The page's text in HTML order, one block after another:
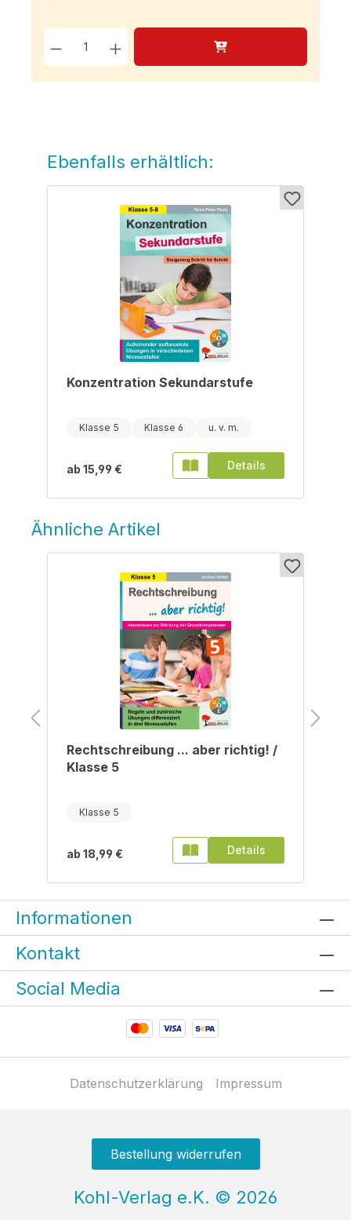
Produkt Anzahl: Gib den
Produktgalerie überspringen
Ebenfalls erhältlich:
Konzentration Sekundarstufe
Klasse 5 Klasse 6
ab 15,99 € Details
Ähnliche Artikel
Rechtschreibung ... aber richtig! /
Klasse 5
Klasse 5
ab 18,99 € Details
Informationen
Kontakt
Social Media
Datenschutzerklärung Impressum
Bestellung widerrufen
Kohl-Verlag e.K. © 2026